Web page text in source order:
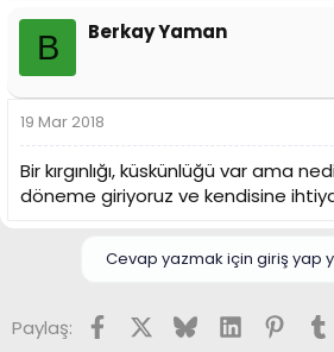
B Berkay Yaman
19 Mar 2018
Bir kırgınlığı, küskünlüğü var ama
döneme giriyoruz ve kendisine
Cevap yazmak için giriş yap
Paylaş: FacebookX (Twitter)
BlueskyLinkedIn